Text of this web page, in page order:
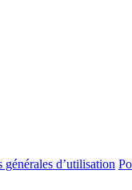
d’utilisation